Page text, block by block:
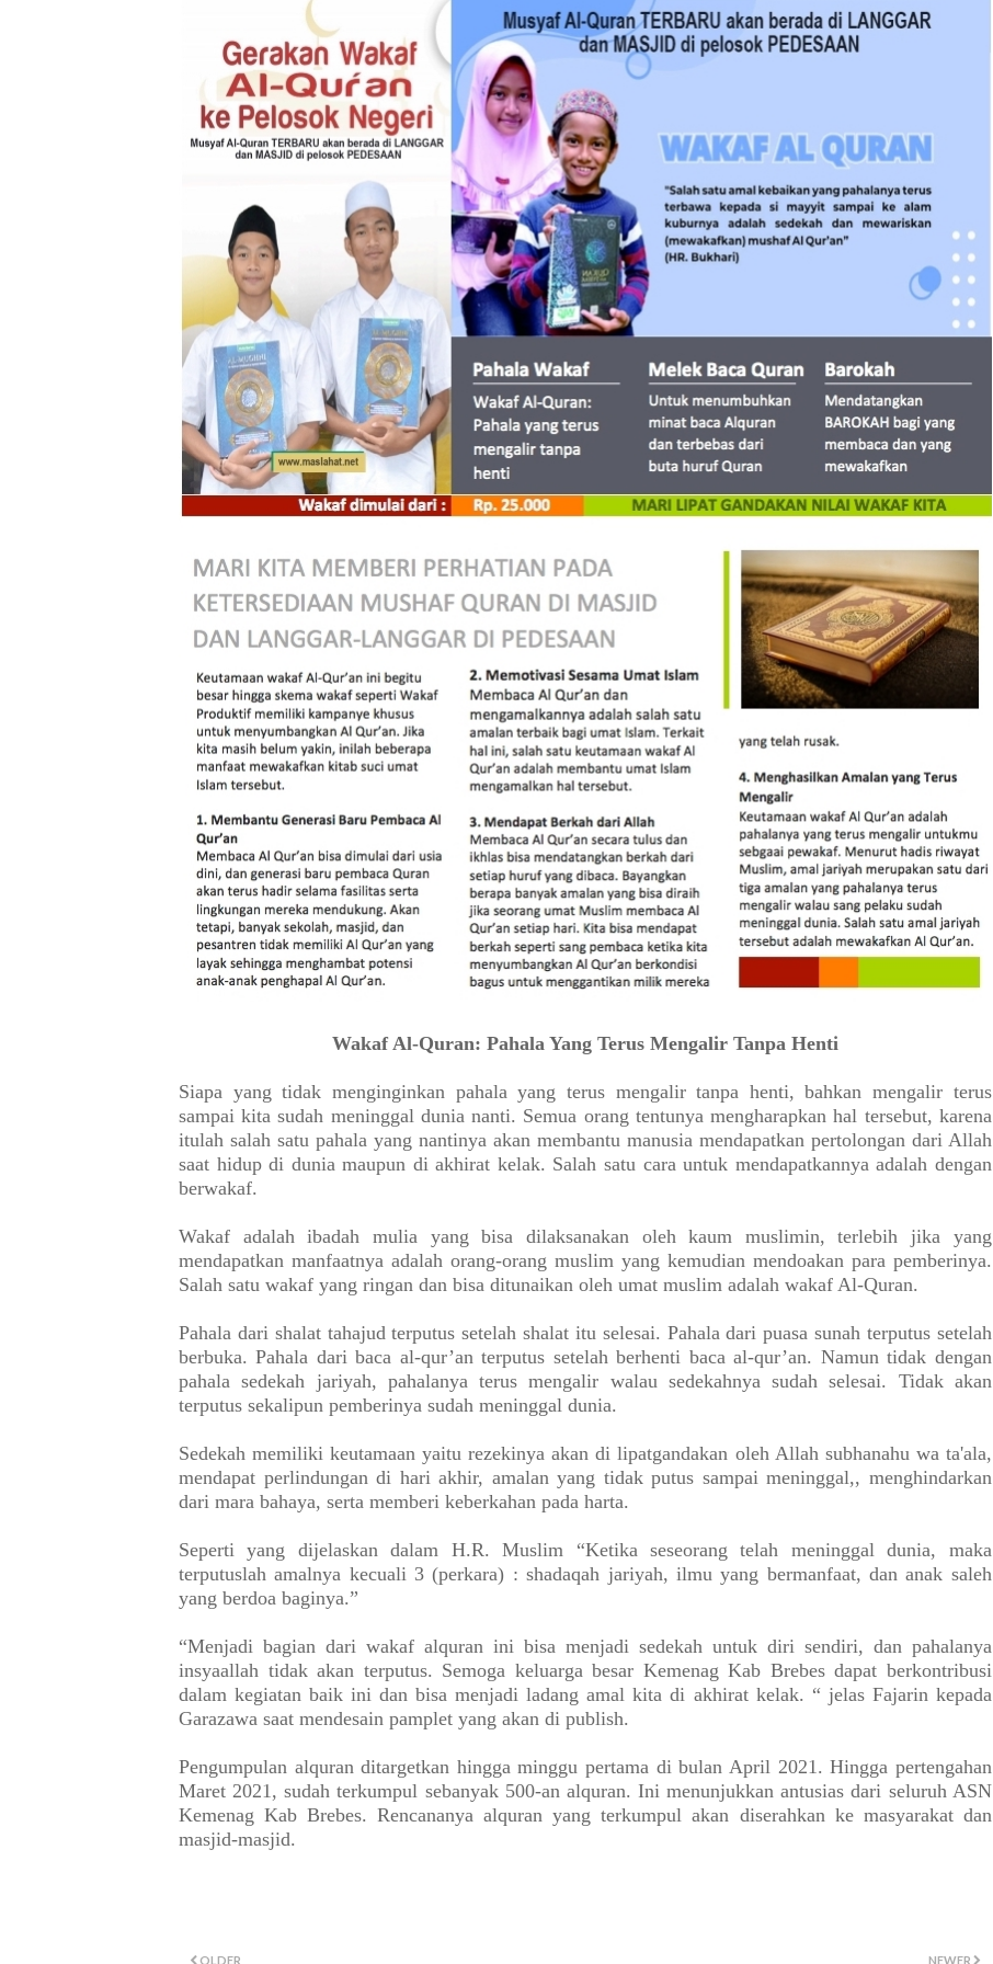
Wakaf Al-Quran: Pahala Yang Terus Mengalir Tanpa Henti
Siapa yang tidak menginginkan pahala yang terus mengalir tanpa henti, bahkan mengalir terus
sampai kita sudah meninggal dunia nanti. Semua orang tentunya mengharapkan hal tersebut, karena
itulah salah satu pahala yang nantinya akan membantu manusia mendapatkan pertolongan dari Allah
saat hidup di dunia maupun di akhirat kelak. Salah satu cara untuk mendapatkannya adalah dengan
berwakaf.
Wakaf adalah ibadah mulia yang bisa dilaksanakan oleh kaum muslimin, terlebih jika yang
mendapatkan manfaatnya adalah orang-orang muslim yang kemudian mendoakan para pemberinya.
Salah satu wakaf yang ringan dan bisa ditunaikan oleh umat muslim adalah wakaf Al-Quran.
Pahala dari shalat tahajud terputus setelah shalat itu selesai. Pahala dari puasa sunah terputus setelah
berbuka. Pahala dari baca al-qur’an terputus setelah berhenti baca al-qur’an. Namun tidak dengan
pahala sedekah jariyah, pahalanya terus mengalir walau sedekahnya sudah selesai. Tidak akan
terputus sekalipun pemberinya sudah meninggal dunia.
Sedekah memiliki keutamaan yaitu rezekinya akan di lipatgandakan oleh Allah subhanahu wa ta'ala,
mendapat perlindungan di hari akhir, amalan yang tidak putus sampai meninggal,, menghindarkan
dari mara bahaya, serta memberi keberkahan pada harta.
Seperti yang dijelaskan dalam H.R. Muslim “Ketika seseorang telah meninggal dunia, maka
terputuslah amalnya kecuali 3 (perkara) : shadaqah jariyah, ilmu yang bermanfaat, dan anak saleh
yang berdoa baginya.”
“Menjadi bagian dari wakaf alquran ini bisa menjadi sedekah untuk diri sendiri, dan pahalanya
insyaallah tidak akan terputus. Semoga keluarga besar Kemenag Kab Brebes dapat berkontribusi
dalam kegiatan baik ini dan bisa menjadi ladang amal kita di akhirat kelak. “ jelas Fajarin kepada
Garazawa saat mendesain pamplet yang akan di publish.
Pengumpulan alquran ditargetkan hingga minggu pertama di bulan April 2021. Hingga pertengahan
Maret 2021, sudah terkumpul sebanyak 500-an alquran. Ini menunjukkan antusias dari seluruh ASN
Kemenag Kab Brebes. Rencananya alquran yang terkumpul akan diserahkan ke masyarakat dan
masjid-masjid.
NEWER
OLDER